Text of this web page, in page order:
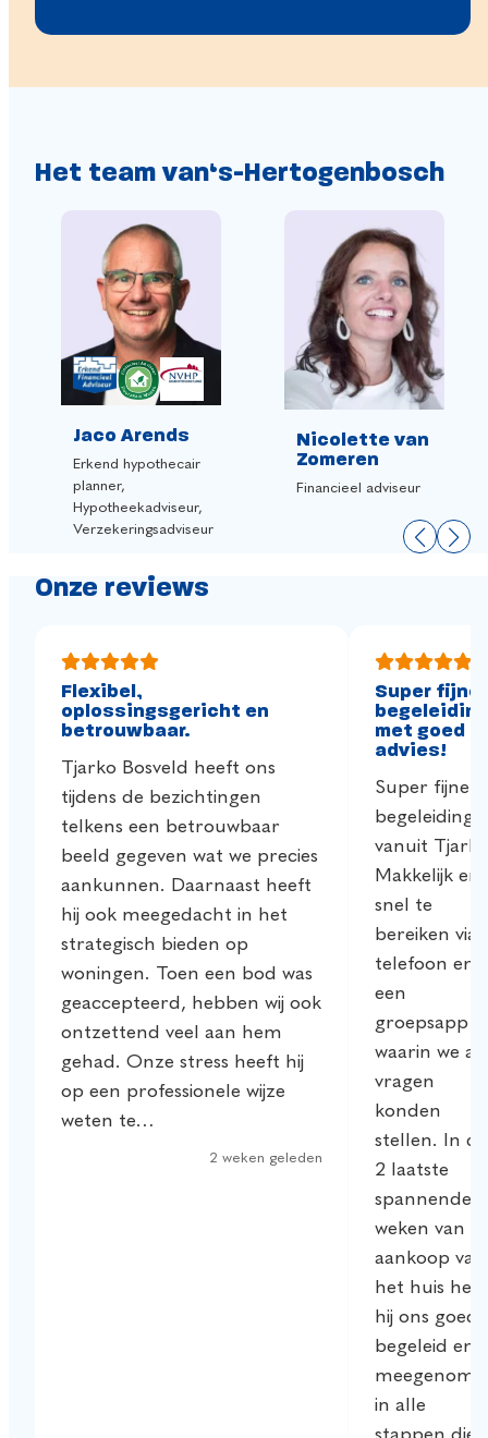
Het team van‘s-Hertogenbosch
Jaco Arends
Erkend hypothecair
planner,
Hypotheekadviseur,
Verzekeringsadviseur
Nicolette van
Zomeren
Financieel adviseur
Onze reviews
Flexibel,
oplossingsgericht en
betrouwbaar.
Tjarko Bosveld heeft ons
tijdens de bezichtingen
telkens een betrouwbaar
beeld gegeven wat we precies
aankunnen. Daarnaast heeft
hij ook meegedacht in het
strategisch bieden op
woningen. Toen een bod was
geaccepteerd, hebben wij ook
ontzettend veel aan hem
gehad. Onze stress heeft hij
op een professionele wijze
weten te…
2 weken geleden
Super fijne
begeleiding
met goed
advies!
Super fijne
begeleiding
vanuit
Makkelijk en
snel te
bereiken via
telefoon en
een
groepsapp
waarin we
vragen
konden
stellen. In de
2 laatste
spannende
weken van
aankoop van
het huis
hij ons goed
begeleid en
in alle